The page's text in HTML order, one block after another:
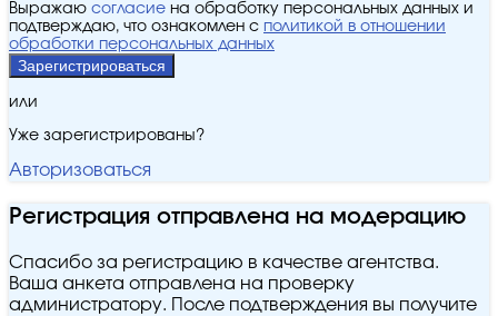
Выражаю согласие на обработку персональных данных и
подтверждаю, что ознакомлен с политикой в отношении
обработки персональных данных
Зарегистрироваться
или
Уже зарегистрированы?
Авторизоваться
Регистрация отправлена на модерацию
Спасибо за регистрацию в качестве агентства.
Ваша анкета отправлена на проверку
администратору. После подтверждения вы получите